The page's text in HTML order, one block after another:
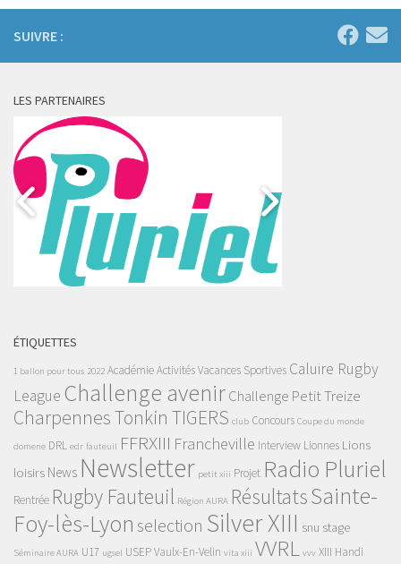
SUIVRE :
LES PARTENAIRES
ÉTIQUETTES
1 ballon pour tous 2022 AcadémieActivités Vacances Sportives Caluire Rugby
League Challenge avenirChallenge Petit Treize
Charpennes Tonkin TIGERS club Concours Coupe du monde
domene DRL edr fauteuil FFRXIII Francheville Interview Lionnes Lions
loisirs News Newsletter petit xiii Projet Radio Pluriel
Rentrée Rugby Fauteuil Région AURA RésultatsSainte-
Foy-lès-Lyon selection Silver XIII snu stage
Séminaire AURA U17 ugsel USEPVaulx-En-Velin vita xiii VVRL vvv XIII Handi